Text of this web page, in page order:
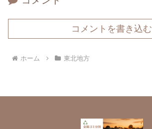
コメントを書き込む
ホーム 東北地方